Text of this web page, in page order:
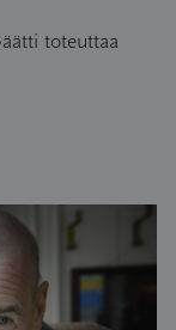
toteuttaa